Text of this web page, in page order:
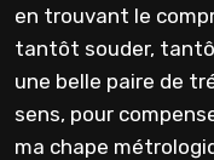
en trouvant le
tantôt souder,
une belle paire de
sens, pour
ma chape